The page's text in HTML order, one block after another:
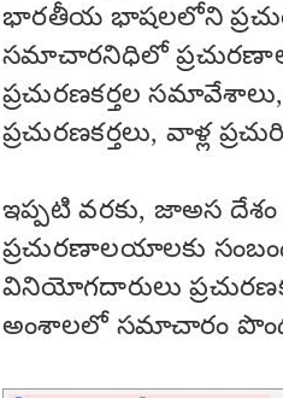
భారతీయ భాషలలోని
సమాచారనిధిలో
ప్రచురణకర్తల
ప్రచురణకర్తలు, వాళ్ల
ఇప్పటి వరకు, జాఅస
ప్రచురణాలయాలకు
వినియోగదారులు
అంశాలలో సమాచారం